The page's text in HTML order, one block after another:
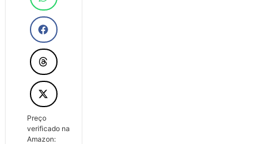
Preço
verificado na
Amazon: